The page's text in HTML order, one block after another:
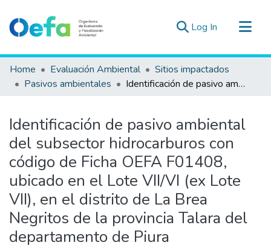
Log In (current)
Communities & Collections
All of DSpace
Estad. Externas
Guias ▾
Home Evaluación Ambiental
Sitios impactados
Pasivos ambientales
Identificación de pasivo ambiental del subsector hidrocarburos con código de Ficha OEFA F01408, ubicado en el Lote VII/VI (ex Lote VII), en el distrito de La Brea Negritos de la provincia Talara del departamento de Piura
Identificación de pasivo ambiental
del subsector hidrocarburos con
código de Ficha OEFA F01408,
ubicado en el Lote VII/VI (ex Lote
VII), en el distrito de La Brea
Negritos de la provincia Talara del
departamento de Piura